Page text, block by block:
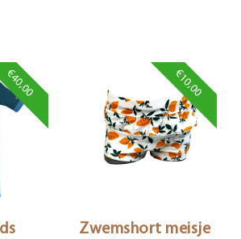
€40,00 €10,00
Zwemshort meisje